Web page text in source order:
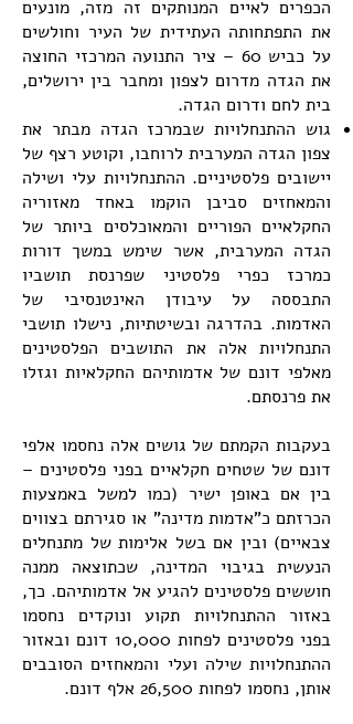
הכפרים לאיים המנותקים זה מזה, מונעים
את התפתחותה העתידית של העיר וחולשים
על כביש 60 – ציר התנועה המרכזי החוצה
את הגדה מדרום לצפון ומחבר בין ירושלים,
בית לחם ודרום הגדה.
גוש ההתנחלויות שבמרכז הגדה מבתר את
צפון הגדה המערבית לרוחבו, וקוטע רצף של
יישובים פלסטיניים. ההתנחלויות עלי ושילה
והמאחזים סביבן הוקמו באחד מאזוריה
החקלאיים הפוריים והמאוכלסים ביותר של
הגדה המערבית, אשר שימש במשך דורות
כמרכז כפרי פלסטיני שפרנסת תושביו
התבססה על עיבודן האינטנסיבי של
האדמות. בהדרגה ובשיטתיות, נישלו תושבי
התנחלויות אלה את התושבים הפלסטינים
מאלפי דונם של אדמותיהם החקלאיות וגזלו
את פרנסתם.
בעקבות הקמתם של גושים אלה נחסמו אלפי
דונם של שטחים חקלאיים בפני פלסטינים –
בין אם באופן ישיר (כמו למשל באמצעות
הכרזתם כ"אדמות מדינה" או סגירתם בצווים
צבאיים) ובין אם בשל אלימות של מתנחלים
הנעשית בגיבוי המדינה, שכתוצאה ממנה
חוששים פלסטינים להגיע אל אדמותיהם. כך,
באזור ההתנחלויות תקוע ונוקדים נחסמו
בפני פלסטינים לפחות 10,000 דונם ובאזור
ההתנחלויות שילה ועלי והמאחזים הסובבים
אותן, נחסמו לפחות 26,500 אלף דונם.